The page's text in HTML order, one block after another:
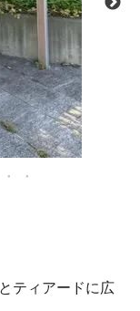
ティアードに広